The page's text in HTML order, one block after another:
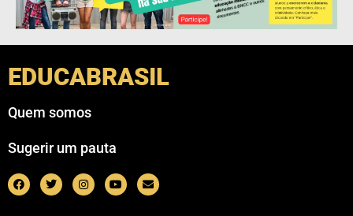
EDUCABRASIL
Quem somos
Sugerir um pauta